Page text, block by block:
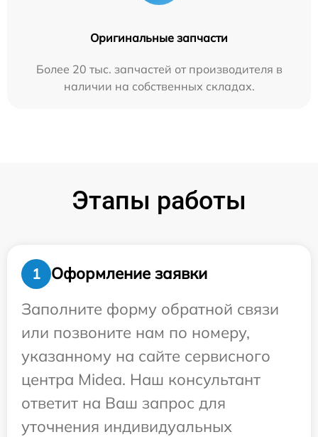
Оригинальные запчасти
Более 20 тыс. запчастей от производителя в
наличии на собственных складах.
Этапы работы
1
Оформление заявки
Заполните форму обратной связи
или позвоните нам по номеру,
указанному на сайте сервисного
центра Midea. Наш консультант
ответит на Ваш запрос для
уточнения индивидуальных